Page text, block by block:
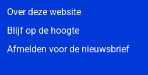
Over deze website
Blijf op de hoogte
Afmelden voor de nieuwsbrief